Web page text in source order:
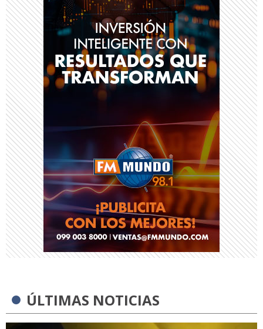
ÚLTIMAS NOTICIAS